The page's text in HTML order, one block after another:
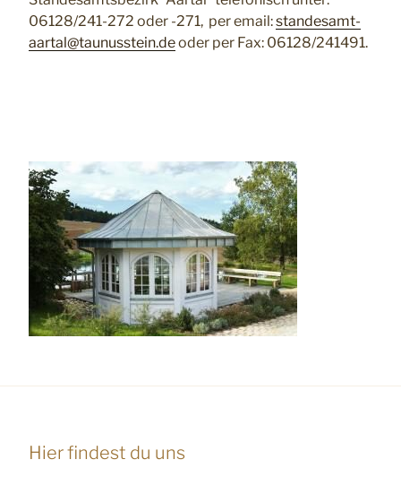
06128/241-272 oder -271, per email:standesamt-
aartal@taunusstein.deoder per Fax: 06128/241491.
Hier findest du uns